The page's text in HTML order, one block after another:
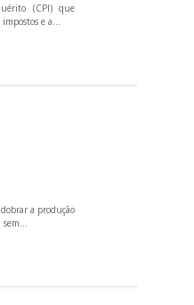
(CPI) que
e a...
a produção